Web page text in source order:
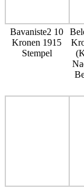
Bavaniste2 10
Kronen 1915
Stempel